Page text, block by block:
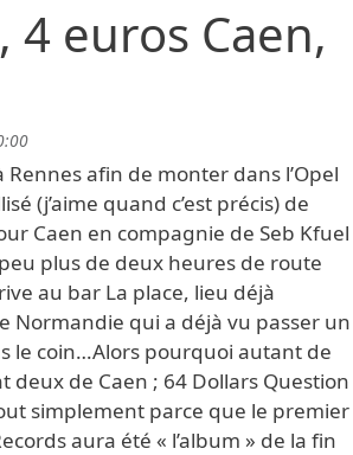
4 euros Caen,
afin de monter dans l’Opel
(j’aime quand c’est précis) de
Caen en compagnie de Seb Kfuel
plus de deux heures de route
au bar La place, lieu déjà
Normandie qui a déjà vu passer un
le coin…Alors pourquoi autant de
de Caen ; 64 Dollars Question
simplement parce que le premier
aura été « l’album » de la fin